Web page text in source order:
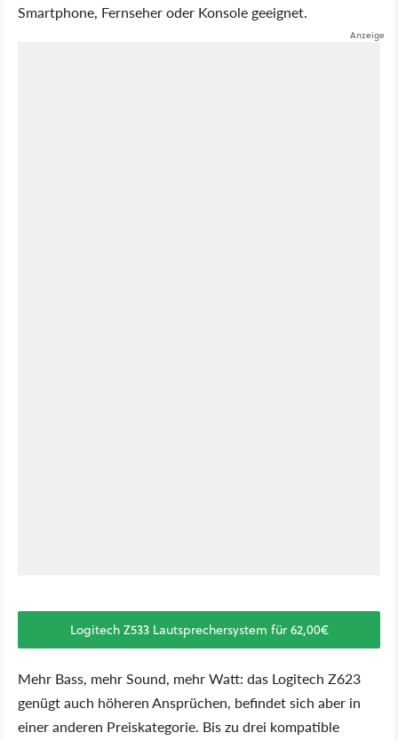
Smartphone, Fernseher oder Konsole geeignet.
Logitech Z533 Lautsprechersystem für 62,00€
Mehr Bass, mehr Sound, mehr Watt: das Logitech Z623
genügt auch höheren Ansprüchen, befindet sich aber in
einer anderen Preiskategorie. Bis zu drei kompatible